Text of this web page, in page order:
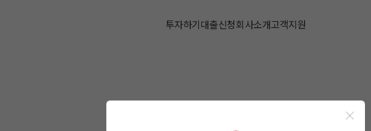
투자하기대출신청회사소개고객지원